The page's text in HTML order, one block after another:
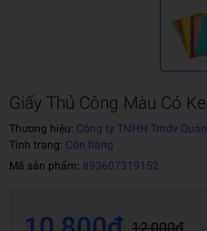
Giấy Thủ Công Màu Có
Thương hiệu: Công ty TNHH Tmdv
Tình trạng: Còn hàng
Mã sản phẩm: 893607319152